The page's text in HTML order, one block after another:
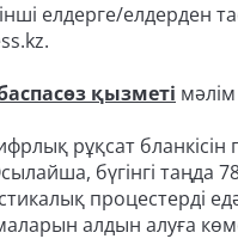
елдерге/елдерден
қызметі мәлім
цифрлық рұқсат
бүгінгі таңда
процестерді
алдын алуға